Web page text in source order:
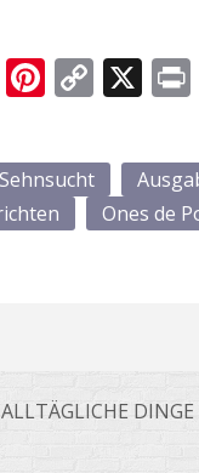
LinkedIn
Copy
Link
X
Sehnsucht
Ones de
DINGE